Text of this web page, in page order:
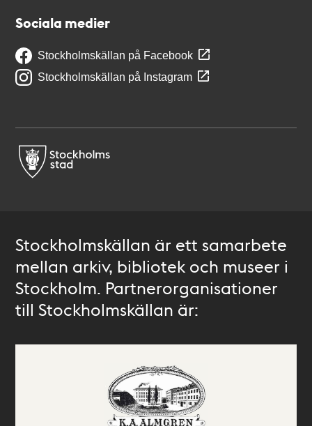
Sociala medier
Stockholmskällan på Facebook
Stockholmskällan på Instagram
Stockholmskällan är ett samarbete
mellan arkiv, bibliotek och museer i
Stockholm. Partnerorganisationer
till Stockholmskällan är: